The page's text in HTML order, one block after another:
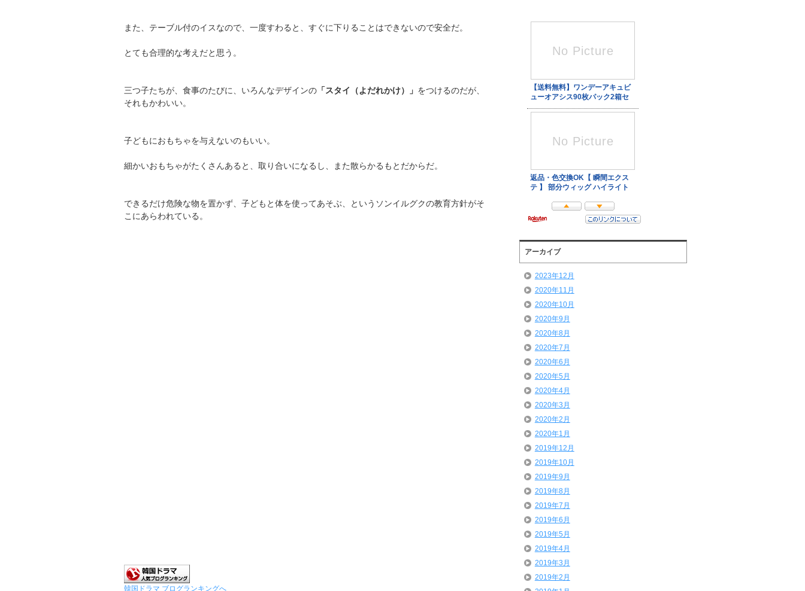
また、テーブル付のイスなので、一度すわると、すぐに下りることはできないので安全だ。
とても合理的な考えだと思う。
三つ子たちが、食事のたびに、いろんなデザインの 「スタイ（よだれかけ）」 をつけるのだが、
それもかわいい。
子どもにおもちゃを与えないのもいい。
細かいおもちゃがたくさんあると、取り合いになるし、また散らかるもとだからだ。
できるだけ危険な物を置かず、子どもと体を使ってあそぶ、というソンイルグクの教育方針がそ
こにあらわれている。
韓国ドラマ ブログランキングへ
アーカイブ
2023年12月
2020年11月
2020年10月
2020年9月
2020年8月
2020年7月
2020年6月
2020年5月
2020年4月
2020年3月
2020年2月
2020年1月
2019年12月
2019年10月
2019年9月
2019年8月
2019年7月
2019年6月
2019年5月
2019年4月
2019年3月
2019年2月